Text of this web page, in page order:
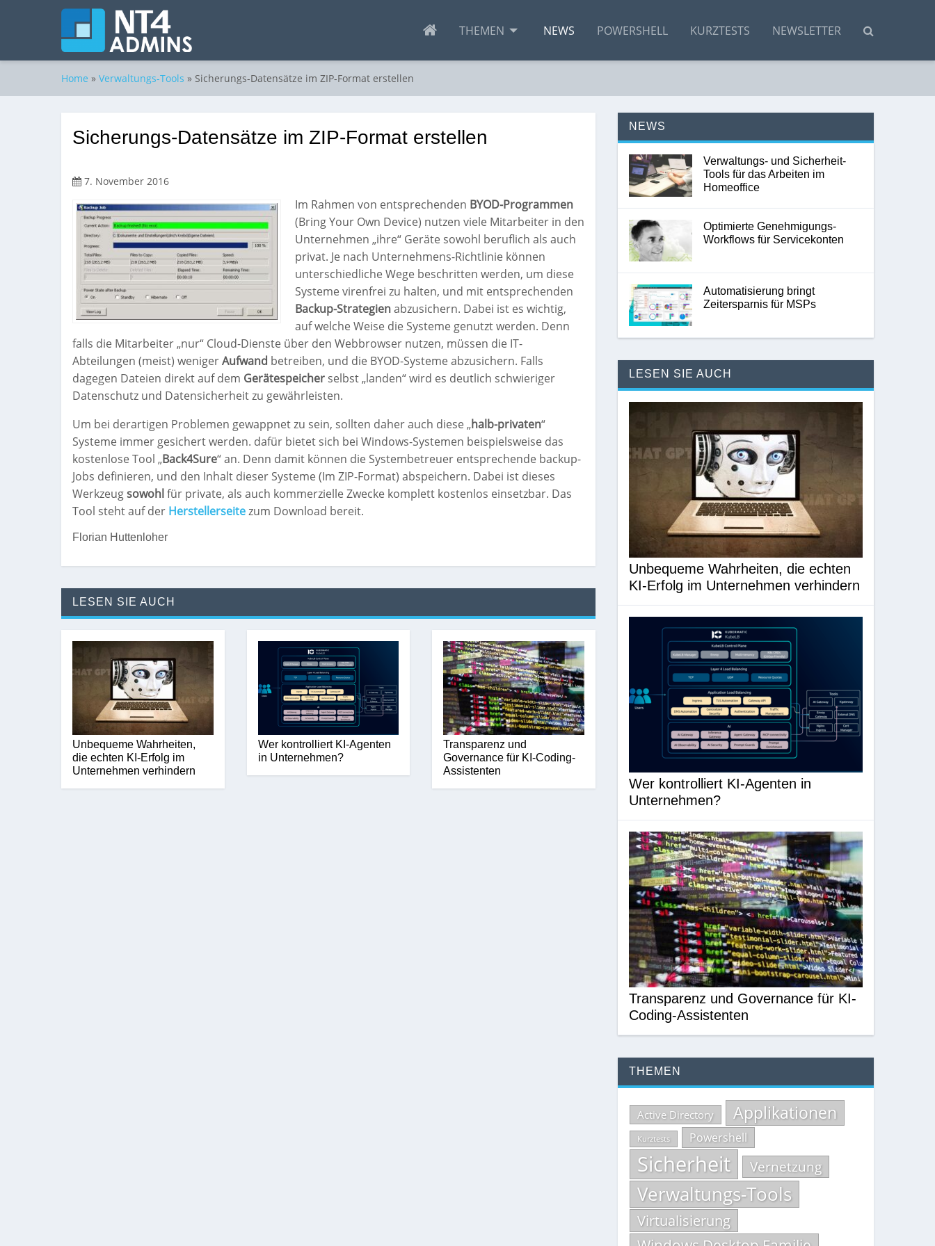
THEMEN NEWS POWERSHELL KURZTESTS NEWSLETTER
Home » Verwaltungs-Tools » Sicherungs-Datensätze im ZIP-Format erstellen
Sicherungs-Datensätze im ZIP-Format erstellen
7. November 2016
Im Rahmen von entsprechenden BYOD-Programmen
(Bring Your Own Device) nutzen viele Mitarbeiter in den
Unternehmen „ihre“ Geräte sowohl beruflich als auch
privat. Je nach Unternehmens-Richtlinie können
unterschiedliche Wege beschritten werden, um diese
Systeme virenfrei zu halten, und mit entsprechenden
Backup-Strategienabzusichern. Dabei ist es wichtig,
auf welche Weise die Systeme genutzt werden. Denn
falls die Mitarbeiter „nur“ Cloud-Dienste über den Webbrowser nutzen, müssen die IT-
Abteilungen (meist) wenigerAufwand betreiben, und die BYOD-Systeme abzusichern. Falls
dagegen Dateien direkt auf dem Gerätespeicher selbst „landen“ wird es deutlich schwieriger
Datenschutz und Datensicherheit zu gewährleisten.
Um bei derartigen Problemen gewappnet zu sein, sollten daher auch diese „halb-privaten“
Systeme immer gesichert werden. dafür bietet sich bei Windows-Systemen beispielsweise das
kostenlose Tool „Back4Sure“ an. Denn damit können die Systembetreuer entsprechende backup-
Jobs definieren, und den Inhalt dieser Systeme (Im ZIP-Format) abspeichern. Dabei ist dieses
Werkzeug sowohl für private, als auch kommerzielle Zwecke komplett kostenlos einsetzbar. Das
Tool steht auf der Herstellerseitezum Download bereit.
Florian Huttenloher
LESEN SIE AUCH
Unbequeme Wahrheiten,
die echten KI-Erfolg im
Unternehmen verhindern
Wer kontrolliert KI-Agenten
in Unternehmen?
Transparenz und
Governance für KI-Coding-
Assistenten
NEWS
Verwaltungs- und Sicherheit-
Tools für das Arbeiten im
Homeoffice
Optimierte Genehmigungs-
Workflows für Servicekonten
Automatisierung bringt
Zeitersparnis für MSPs
LESEN SIE AUCH
Unbequeme Wahrheiten, die echten
KI-Erfolg im Unternehmen verhindern
Wer kontrolliert KI-Agenten in
Unternehmen?
Transparenz und Governance für KI-
Coding-Assistenten
THEMEN
Active Directory Applikationen
Kurztests Powershell
Sicherheit Vernetzung
Verwaltungs-Tools
Virtualisierung